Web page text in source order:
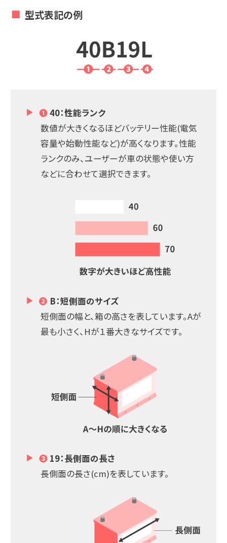
型式表記の例
❶40：性能ランク
数値が大きくなるほどバッテリー性能(電気
容量や始動性能など)が高くなります。性能
ランクのみ、ユーザーが車の状態や使い方
などに合わせて選択できます。
❷ B：短側面のサイズ
短側面の幅と、箱の高さを表しています。Aが
最も小さく、Hが１番大きなサイズです。
❸19：長側面の長さ
長側面の長さ(cm)を表しています。